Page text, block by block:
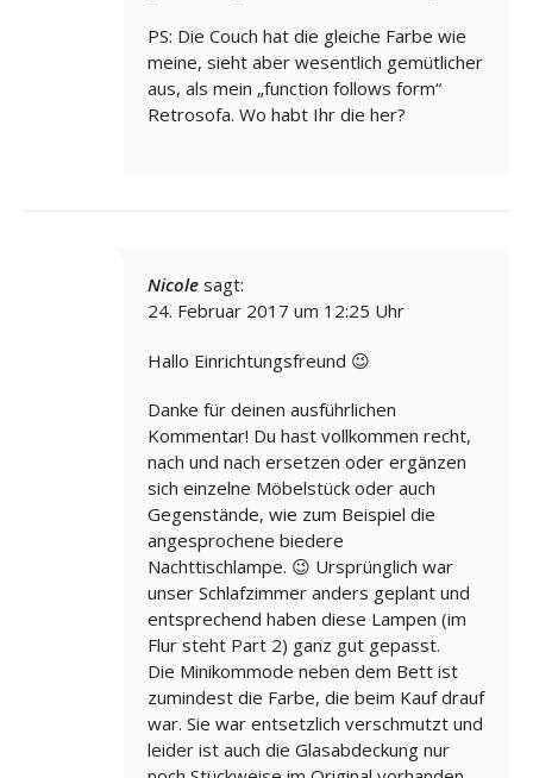
PS: Die Couch hat die gleiche Farbe wie
meine, sieht aber wesentlich gemütlicher
aus, als mein „function follows form“
Retrosofa. Wo habt Ihr die her?
Nicole sagt:
24. Februar 2017 um 12:25 Uhr
Hallo Einrichtungsfreund 😉
Danke für deinen ausführlichen
Kommentar! Du hast vollkommen recht,
nach und nach ersetzen oder ergänzen
sich einzelne Möbelstück oder auch
Gegenstände, wie zum Beispiel die
angesprochene biedere
Nachttischlampe. 😉 Ursprünglich war
unser Schlafzimmer anders geplant und
entsprechend haben diese Lampen (im
Flur steht Part 2) ganz gut gepasst.
Die Minikommode neben dem Bett ist
zumindest die Farbe, die beim Kauf drauf
war. Sie war entsetzlich verschmutzt und
leider ist auch die Glasabdeckung nur